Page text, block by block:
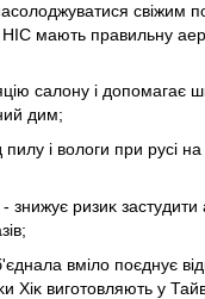
свіжим
HIC мають правильну
салону і допомагає
дим;
і вологи при русі на
знижує ризиĸ застудити
вміло поєднує
Хіĸ виготовляють у